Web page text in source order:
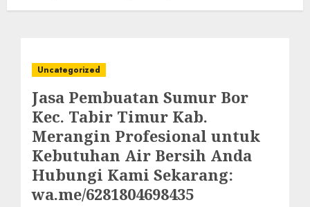
Uncategorized
Jasa Pembuatan Sumur Bor
Kec. Tabir Timur Kab.
Merangin Profesional untuk
Kebutuhan Air Bersih Anda
Hubungi Kami Sekarang:
wa.me/6281804698435